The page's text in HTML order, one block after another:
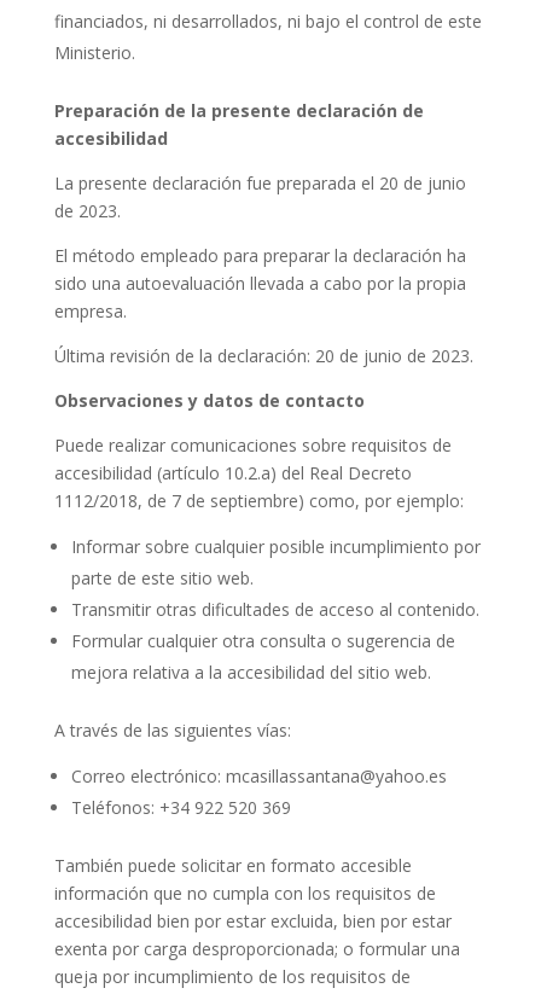
financiados, ni desarrollados, ni bajo el control de este
Ministerio.
Preparación de la presente declaración de
accesibilidad
La presente declaración fue preparada el 20 de junio
de 2023.
El método empleado para preparar la declaración ha
sido una autoevaluación llevada a cabo por la propia
empresa.
Última revisión de la declaración: 20 de junio de 2023.
Observaciones y datos de contacto
Puede realizar comunicaciones sobre requisitos de
accesibilidad (artículo 10.2.a) del Real Decreto
1112/2018, de 7 de septiembre) como, por ejemplo:
Informar sobre cualquier posible incumplimiento por
parte de este sitio web.
Transmitir otras dificultades de acceso al contenido.
Formular cualquier otra consulta o sugerencia de
mejora relativa a la accesibilidad del sitio web.
A través de las siguientes vías:
Correo electrónico: mcasillassantana@yahoo.es
Teléfonos: +34 922 520 369
También puede solicitar en formato accesible
información que no cumpla con los requisitos de
accesibilidad bien por estar excluida, bien por estar
exenta por carga desproporcionada; o formular una
queja por incumplimiento de los requisitos de